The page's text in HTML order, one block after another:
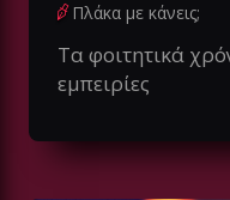
Πλάκα με κάνεις;
Τα φοιτητικά
εμπειρίες